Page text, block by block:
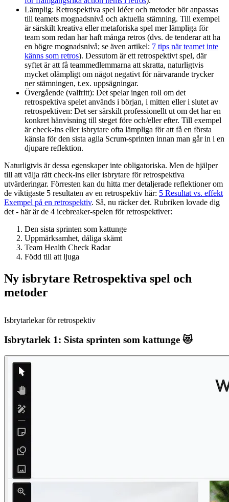
Lämplig: Retrospektiva spel Idéer och metoder bör anpassas
till teamets mognadsnivå och aktuella stämning. Till exempel
är särskilt kreativa eller metaforiska spel mer lämpliga för
team som redan har haft många retros (dvs. de tenderar att ha
en högre mognadsnivå; se även artikel: 7 tips när teamet inte
känns som retros). Dessutom är ett retrospektivt spel, där
syftet är att få teammedlemmarna att skratta, naturligtvis
mycket olämpligt om något negativt för närvarande trycker
ner stämningen, t.ex. uppsägningar.
Övergående (valfritt): Det spelar ingen roll om det
retrospektiva spelet används i början, i mitten eller i slutet av
retrospektiven: Det ser särskilt professionellt ut om det har en
konkret hänvisning till steget före och/eller efter. Till exempel
är check-ins eller isbrytare ofta lämpliga för att få en första
känsla för den sista agila Scrum-sprinten innan man går in i en
djupare reflektion.
Naturligtvis är dessa egenskaper inte obligatoriska. Men de hjälper
till att välja rätt check-ins eller isbrytare för retrospektiva
utvärderingar. Förresten kan du hitta mer detaljerade reflektioner om
de viktigaste 5 resultaten av en retrospektiv här: 5 Resultat vs. effekt
Exempel på en retrospektiv. Så, nu räcker det. Rubriken lovade dig
det - här är de 4 icebreaker-spelen för retrospektiver:
Den sista sprinten som kattunge
Uppmärksamhet, dåliga skämt
Team Health Check Radar
Född till att ljuga
Ny isbrytare Retrospektiva spel och
metoder
Isbrytarlekar för retrospektiv
Isbrytarlek 1: Sista sprinten som kattunge 😻